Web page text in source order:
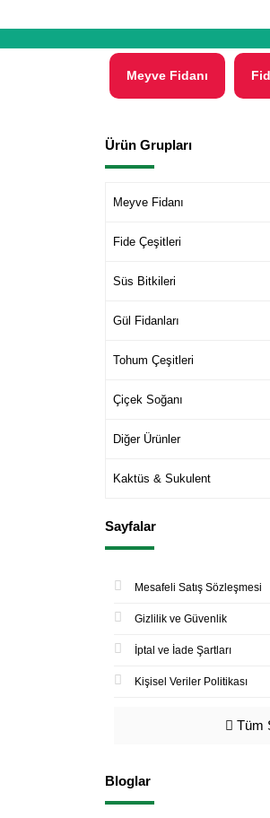
Meyve Fidanı
Ürün Grupları
Meyve Fidanı
Fide Çeşitleri
Süs Bitkileri
Gül Fidanları
Tohum Çeşitleri
Çiçek Soğanı
Diğer Ürünler
Kaktüs & Sukulent
Sayfalar
Mesafeli Satış Sözleşmesi
Gizlilik ve Güvenlik
İptal ve İade Şartları
Kişisel Veriler Politikası
Tüm
Bloglar